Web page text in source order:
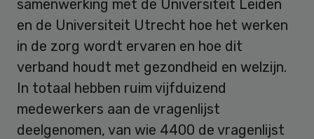
samenwerking met de Universiteit Leiden
en de Universiteit Utrecht hoe het werken
in de zorg wordt ervaren en hoe dit
verband houdt met gezondheid en welzijn.
In totaal hebben ruim vijfduizend
medewerkers aan de vragenlijst
deelgenomen, van wie 4400 de vragenlijst